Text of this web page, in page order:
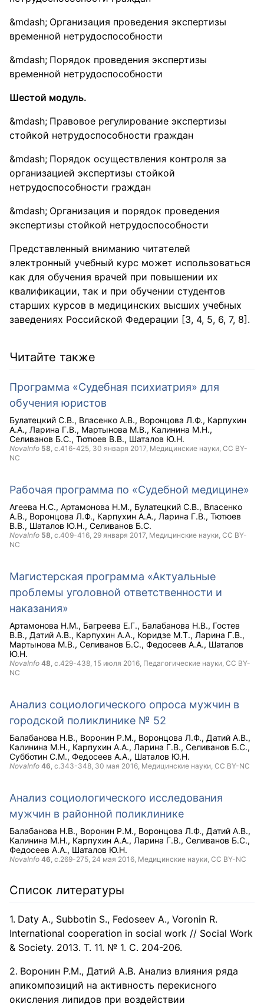
Организация проведения экспертизы
временной нетрудоспособности
Порядок проведения экспертизы
временной нетрудоспособности
Шестой модуль.
Правовое регулирование экспертизы
стойкой нетрудоспособности граждан
Порядок осуществления контроля за
организацией экспертизы стойкой
нетрудоспособности граждан
Организация и порядок проведения
экспертизы стойкой нетрудоспособности
Представленный вниманию читателей
электронный учебный курс может использоваться
как для обучения врачей при повышении их
квалификации, так и при обучении студентов
старших курсов в медицинских высших учебных
заведениях Российской Федерации [3, 4, 5, 6, 7, 8].
Читайте также
Программа «Судебная психиатрия» для
обучения юристов
Булатецкий С.В. Власенко А.В. Воронцова Л.Ф. Карпухин
А.А. Ларина Г.В. Мартынова М.В. Калинина М.Н.
Селиванов Б.С. Тютюев В.В. Шаталов Ю.Н.
NovaInfo 58, с.416-425, 30 января 2017, Медицинские науки, CC BY-
NC
Рабочая программа по «Судебной медицине»
Агеева Н.С. Артамонова Н.М. Булатецкий С.В. Власенко
А.В. Воронцова Л.Ф. Карпухин А.А. Ларина Г.В. Тютюев
В.В. Шаталов Ю.Н. Селиванов Б.С.
NovaInfo 58, с.409-416, 29 января 2017, Медицинские науки, CC BY-
NC
Магистерская программа «Актуальные
проблемы уголовной ответственности и
наказания»
Артамонова Н.М. Багреева Е.Г. Балабанова Н.В. Гостев
В.В. Датий А.В. Карпухин А.А. Коридзе М.Т. Ларина Г.В.
Мартынова М.В. Селиванов Б.С. Федосеев А.А. Шаталов
Ю.Н.
NovaInfo 48, с.429-438, 15 июля 2016, Педагогические науки, CC BY-
NC
Анализ социологического опроса мужчин в
городской поликлинике № 52
Балабанова Н.В. Воронин Р.М. Воронцова Л.Ф. Датий А.В.
Калинина М.Н. Карпухин А.А. Ларина Г.В. Селиванов Б.С.
Субботин С.М. Федосеев А.А. Шаталов Ю.Н.
NovaInfo 46, с.343-348, 30 мая 2016, Медицинские науки, CC BY-NC
Анализ социологического исследования
мужчин в районной поликлинике
Балабанова Н.В. Воронин Р.М. Воронцова Л.Ф. Датий А.В.
Калинина М.Н. Карпухин А.А. Ларина Г.В. Селиванов Б.С.
Федосеев А.А. Шаталов Ю.Н.
NovaInfo 46, с.269-275, 24 мая 2016, Медицинские науки, CC BY-NC
Список литературы
Daty A., Subbotin S., Fedoseev A., Voronin R.
International cooperation in social work // Social Work
& Society. 2013. Т. 11. № 1. С. 204-206.
Воронин Р.М., Датий А.В. Анализ влияния ряда
апикомпозиций на активность перекисного
окисления липидов при воздействии